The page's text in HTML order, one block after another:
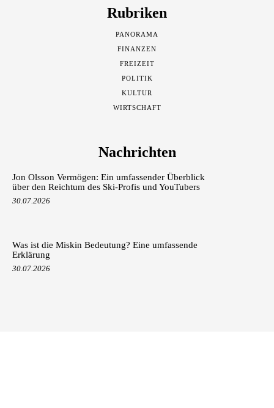
Rubriken
PANORAMA
FINANZEN
FREIZEIT
POLITIK
KULTUR
WIRTSCHAFT
Nachrichten
Jon Olsson Vermögen: Ein umfassender Überblick
über den Reichtum des Ski-Profis und YouTubers
30.07.2026
Was ist die Miskin Bedeutung? Eine umfassende
Erklärung
30.07.2026